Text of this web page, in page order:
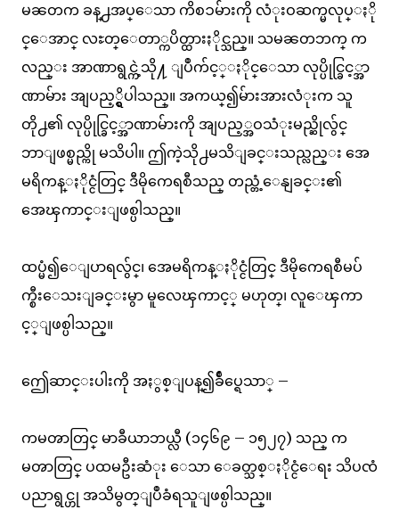
မၼတက ခန္႕အပ္ေသာ ကိစၥမ်ားကို လံုးဝဆက္မလုပ္ႏို
င္ေအာင္ လႊတ္ေတာ္ကပိတ္ထားႏိုင္သည္။ သမၼတဘက္ က
လည္း အာဏာရွင္ကဲ့သို႔ ျပဳက်င့္ႏိုင္ေသာ လုပ္ပိုင္ခြင့္အာ
ဏာမ်ား အျပည့္ရွိပါသည္။ အကယ္၍မ်ားအားလံုးက သူ
တို႕၏ လုပ္ပိုင္ခြင့္အာဏာမ်ားကို အျပည့္အဝသံုးမည္ဆိုလွ်င္
ဘာျဖစ္မည္ကို မသိပါ။ ဤကဲ့သို႕မသိျခင္းသည္လည္း အေ
မရိကန္ႏိုင္ငံတြင္ ဒီမိုကေရစီသည္ တည္တံ့ေနျခင္း၏
အေၾကာင္းျဖစ္ပါသည္။
ထပ္မံ၍ေျပာရလွ်င္၊ အေမရိကန္ႏိုင္ငံတြင္ ဒီမိုကေရစီမပ်
က္စီးေသးျခင္းမွာ မူလေၾကာင့္ မဟုတ္၊ လူေၾကာ
င့္ျဖစ္ပါသည္။
ဤေဆာင္းပါးကို အႏွစ္ျပန္၍ခ်ဳပ္ရေသာ္ –
ကမၻာတြင္ မာခီယာဘယ္လီ (၁၄၆၉ – ၁၅၂၇) သည္ က
မၻာတြင္ ပထမဦးဆံုး ေသာ ေခတ္သစ္ႏိုင္ငံေရး သိပၸံ
ပညာရွင္ဟု အသိမွတ္ျပဳခံရသူျဖစ္ပါသည္။